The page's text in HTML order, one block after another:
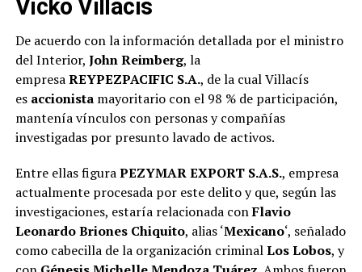
Vicko Villacís
De acuerdo con la información detallada por el ministro
del Interior, John Reimberg, la
empresaREYPEZPACIFIC S.A., de la cual Villacís
es accionistamayoritario con el 98 % de participación,
mantenía vínculos con personas y compañías
investigadas por presunto lavado de activos.
Entre ellas figuraPEZYMAR EXPORT S.A.S., empresa
actualmente procesada por este delito y que, según las
investigaciones, estaría relacionada conFlavio
Leonardo Briones Chiquito, alias ‘Mexicano‘, señalado
como cabecilla de la organización criminalLos Lobos, y